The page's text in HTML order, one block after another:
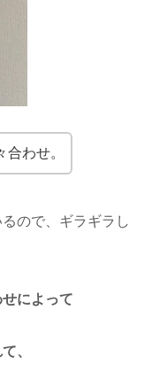
わせ。
ので、ギラギラし
によって
、